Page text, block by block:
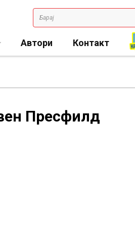
Автори Контакт
Пресфилд